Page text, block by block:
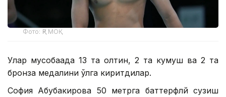
Фото: ҚР МОҚ
Улар мусобақада 13 та олтин, 2 та кумуш ва 2 та
бронза медалини қўлга киритдилар.
София Абубакирова 50 метрга баттерфлй сузиш